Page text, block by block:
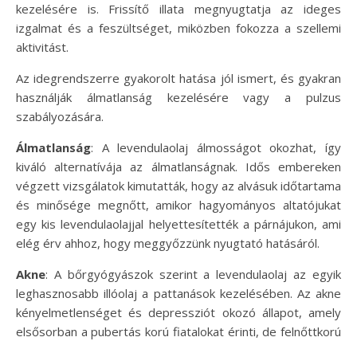
kezelésére is. Frissítő illata megnyugtatja az ideges
izgalmat és a feszültséget, miközben fokozza a szellemi
aktivitást.
Az idegrendszerre gyakorolt ​​hatása jól ismert, és gyakran
használják álmatlanság kezelésére vagy a pulzus
szabályozására.
Álmatlanság: A levendulaolaj álmosságot okozhat, így
kiváló alternatívája az álmatlanságnak. Idős embereken
végzett vizsgálatok kimutatták, hogy az alvásuk időtartama
és minősége megnőtt, amikor hagyományos altatójukat
egy kis levendulaolajjal helyettesítették a párnájukon, ami
elég érv ahhoz, hogy meggyőzzünk nyugtató hatásáról.
Akne: A bőrgyógyászok szerint a levendulaolaj az egyik
leghasznosabb illóolaj a pattanások kezelésében. Az akne
kényelmetlenséget és depressziót okozó állapot, amely
elsősorban a pubertás korú fiatalokat érinti, de felnőttkorú